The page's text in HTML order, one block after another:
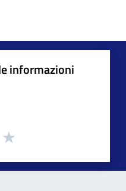
informazioni